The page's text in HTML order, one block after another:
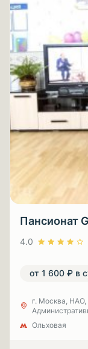
Пансионат
4.0
от 1 600 ₽ в
г. Москва, НАО,
Ольховая